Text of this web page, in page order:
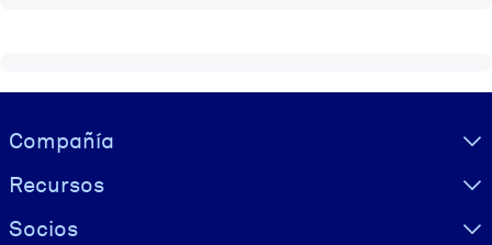
Visually hidden Text
Compañía
Recursos
Socios